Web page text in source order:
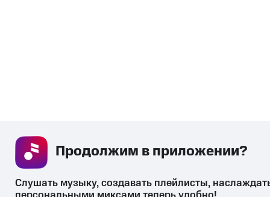
Продолжим в приложении?
Слушать музыку, создавать плейлисты,